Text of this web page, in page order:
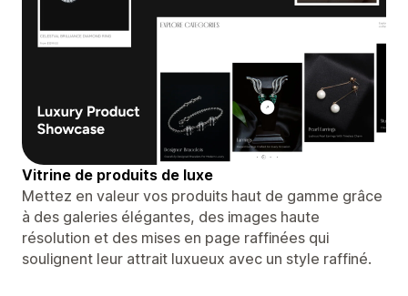
Vitrine de produits de luxe
Mettez en valeur vos produits haut de gamme grâce
à des galeries élégantes, des images haute
résolution et des mises en page raffinées qui
soulignent leur attrait luxueux avec un style raffiné.